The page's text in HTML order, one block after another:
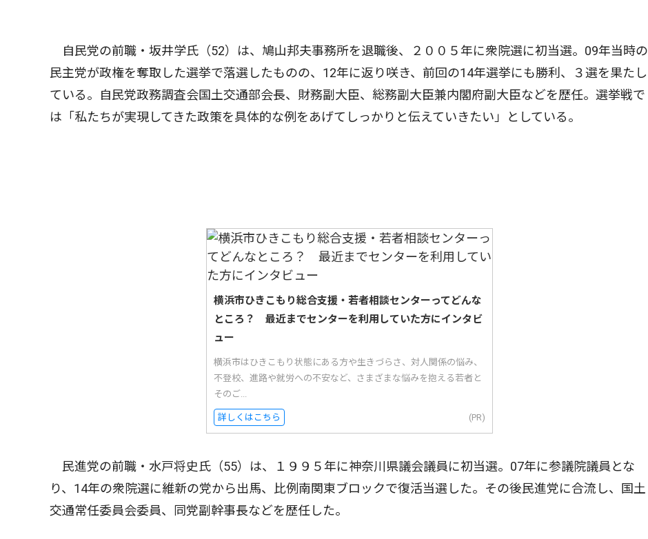
自民党の前職・坂井学氏（52）は、鳩山邦夫事務所を退職後、２００５年に衆院選に初当選。09年当時の
民主党が政権を奪取した選挙で落選したものの、12年に返り咲き、前回の14年選挙にも勝利、３選を果たし
ている。自民党政務調査会国土交通部会長、財務副大臣、総務副大臣兼内閣府副大臣などを歴任。選挙戦で
は「私たちが実現してきた政策を具体的な例をあげてしっかりと伝えていきたい」としている。
横浜市ひきこもり総合支援・若者相談センターってどんな
ところ？ 最近までセンターを利用していた方にインタビ
ュー
横浜市はひきこもり状態にある方や生きづらさ、対人関係の悩み、
不登校、進路や就労への不安など、さまざまな悩みを抱える若者と
そのご...
詳しくはこちら (PR)
民進党の前職・水戸将史氏（55）は、１９９５年に神奈川県議会議員に初当選。07年に参議院議員とな
り、14年の衆院選に維新の党から出馬、比例南関東ブロックで復活当選した。その後民進党に合流し、国土
交通常任委員会委員、同党副幹事長などを歴任した。